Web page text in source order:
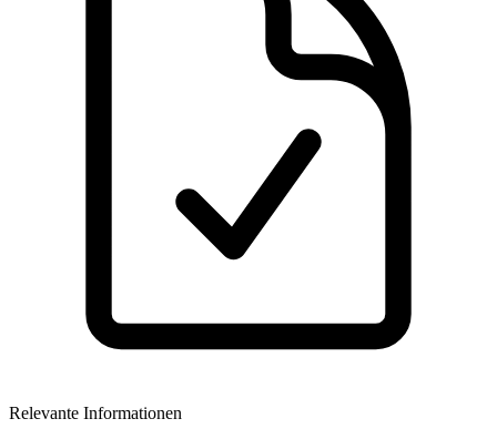
Relevante Informationen